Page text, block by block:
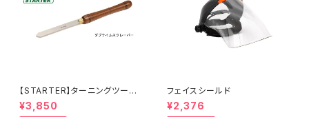
【STARTER】ターニングツール
『ダブテイルスクレーパー 25×
6.5mm 』ハイス鋼 旋盤用刃物
¥3,850
フェイスシールド
¥2,376